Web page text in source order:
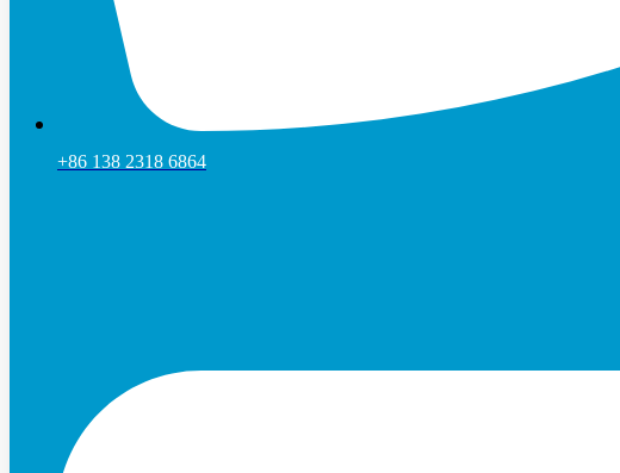
+86 138 2318 6864